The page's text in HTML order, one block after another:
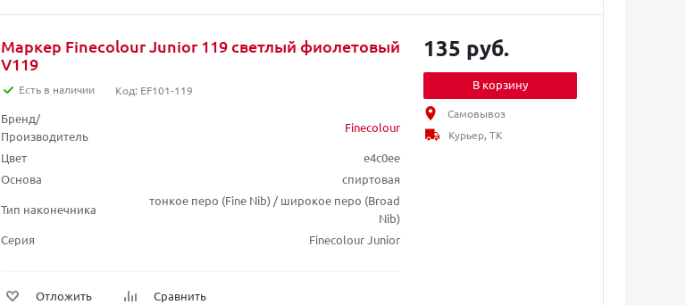
Маркер Finecolour Junior 119 светлый фиолетовый
V119
Есть в наличии Код: EF101-119
Бренд/
Производитель
Finecolour
Цвет
e4c0ee
Основа
спиртовая
Тип наконечника
тонкое перо (Fine Nib) / широкое перо (Broad
Nib)
Серия
Finecolour Junior
Отложить Сравнить
135 руб.
В корзину
Самовывоз
Курьер, ТК